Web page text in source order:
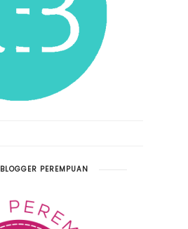
BLOGGER PEREMPUAN